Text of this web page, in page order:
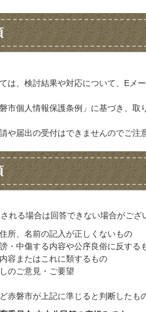
は、検討結果や対応について、Eメ
市個人情報保護条例」に基づき、
や届出の受付はできませんのでご注
れる場合は回答できない場合がござ
所、名前の記入が正しくないもの
・中傷する内容や公序良俗に反する
容またはこれに類するもの
のご意見・ご要望
赤磐市が上記に準じると判断したも